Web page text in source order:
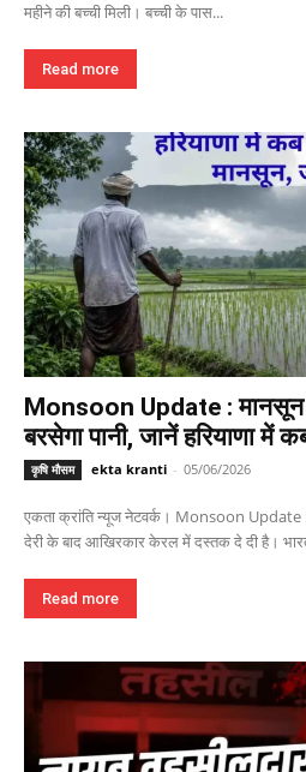
महीने की बच्ची मिली। बच्ची के पास...
Read more
Monsoon Update : मानसून
बरसेगा पानी, जानें हरियाणा में
कृषि मौसम ekta kranti - 05/06/2026
एकता क्रांति न्यूज नेटवर्क। Monsoon Update :
देरी के बाद आखिरकार केरल में दस्तक दे दी है।
Read more